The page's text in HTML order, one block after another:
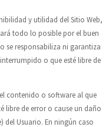
y utilidad del Sitio Web,
todo lo posible por el buen
se responsabiliza ni garantiza
o que esté libre de
contenido o software al que
libre de error o cause un daño
del Usuario. En ningún caso